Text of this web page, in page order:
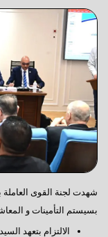
شهدت لجنة القوى العاملة
بسيستم التأمينات و
الالتزام بتعهد